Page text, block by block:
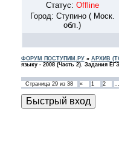
Статус: Offline
Город: Ступино ( Моск.
обл.)
ФОРУМ ПОСТУПИМ.РУ» АРХИВ
языку - 2008 (Часть 2). Задания ЕГЭ
Страница 29из 38 « 1 2 …